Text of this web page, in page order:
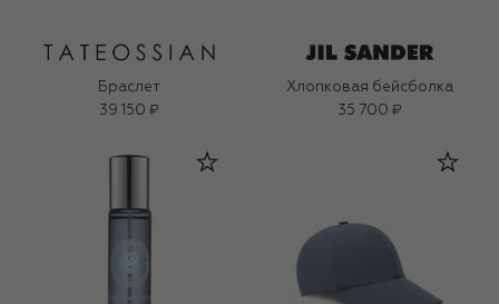
Браслет
39 150 ₽
Хлопковая бейсболка
35 700 ₽